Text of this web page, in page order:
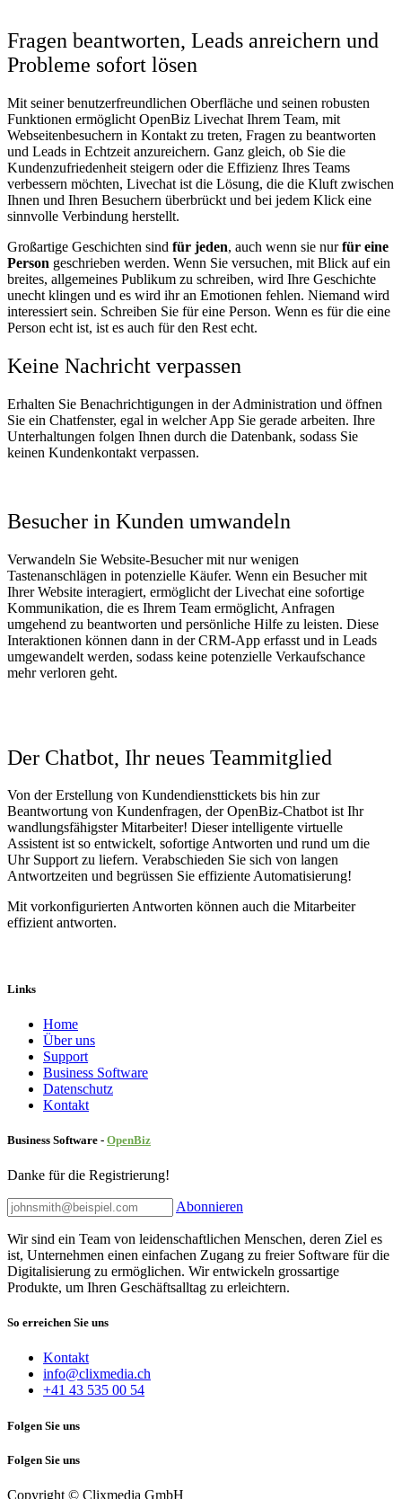
Fragen beantworten, Leads anreichern und
Probleme sofort lösen
Mit seiner benutzerfreundlichen Oberfläche und seinen robusten
Funktionen ermöglicht OpenBiz Livechat Ihrem Team, mit
Webseitenbesuchern in Kontakt zu treten, Fragen zu beantworten
und Leads in Echtzeit anzureichern. Ganz gleich, ob Sie die
Kundenzufriedenheit steigern oder die Effizienz Ihres Teams
verbessern möchten, Livechat ist die Lösung, die die Kluft zwischen
Ihnen und Ihren Besuchern überbrückt und bei jedem Klick eine
sinnvolle Verbindung herstellt.
Großartige Geschichten sind für jeden, auch wenn sie nurfür eine
Person geschrieben werden. Wenn Sie versuchen, mit Blick auf ein
breites, allgemeines Publikum zu schreiben, wird Ihre Geschichte
unecht klingen und es wird ihr an Emotionen fehlen. Niemand wird
interessiert sein. Schreiben Sie für eine Person. Wenn es für die eine
Person echt ist, ist es auch für den Rest echt.
Keine Nachricht verpassen
Erhalten Sie Benachrichtigungen in der Administration und öffnen
Sie ein Chatfenster, egal in welcher App Sie gerade arbeiten. Ihre
Unterhaltungen folgen Ihnen durch die Datenbank, sodass Sie
keinen Kundenkontakt verpassen.
Besucher in Kunden umwandeln
Verwandeln Sie Website-Besucher mit nur wenigen
Tastenanschlägen in potenzielle Käufer. Wenn ein Besucher mit
Ihrer Website interagiert, ermöglicht der Livechat eine sofortige
Kommunikation, die es Ihrem Team ermöglicht, Anfragen
umgehend zu beantworten und persönliche Hilfe zu leisten. Diese
Interaktionen können dann in der CRM-App erfasst und in Leads
umgewandelt werden, sodass keine potenzielle Verkaufschance
mehr verloren geht.
Der Chatbot, Ihr neues Teammitglied
Von der Erstellung von Kundendiensttickets bis hin zur
Beantwortung von Kundenfragen, der OpenBiz-Chatbot ist Ihr
wandlungsfähigster Mitarbeiter! Dieser intelligente virtuelle
Assistent ist so entwickelt, sofortige Antworten und rund um die
Uhr Support zu liefern. Verabschieden Sie sich von langen
Antwortzeiten und begrüssen Sie effiziente Automatisierung!
Mit vorkonfigurierten Antworten können auch die Mitarbeiter
effizient antworten.
Links
Home
Über uns
Sup​port
Business Software
Datenschutz
Kontakt
Business Software - OpenBiz
Danke für die Registrierung!
Abonnieren
Wir sind ein Team von leidenschaftlichen Menschen, deren Ziel es
ist, Unternehmen einen einfachen Zugang zu freier Software für die
Digitalisierung zu ermöglichen. Wir entwickeln grossartige
Produkte, um Ihren Geschäftsalltag zu erleichtern.
So erreichen Sie uns
Kontakt
info@clixmedia.ch
+41 43 535 00 54
Folgen Sie uns
Folgen Sie uns
Copyright © Clixmedia GmbH